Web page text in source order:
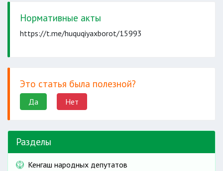
Нормативные акты
https://t.me/huquqiyaxborot/15993
Это статья была полезной?
Да Нет
Разделы
Кенгаш народных депутатов